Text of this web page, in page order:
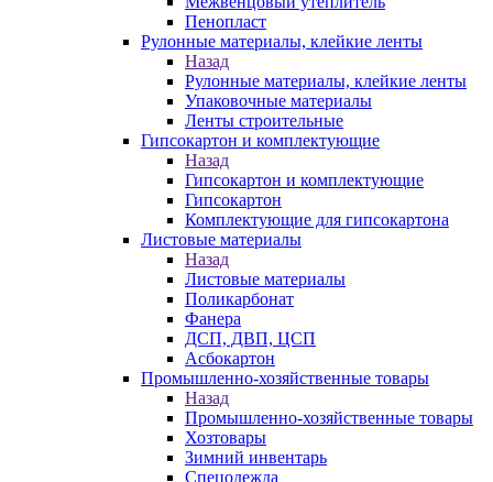
Пенопласт
Рулонные материалы, клейкие ленты
Назад
Рулонные материалы, клейкие ленты
Упаковочные материалы
Ленты строительные
Гипсокартон и комплектующие
Назад
Гипсокартон и комплектующие
Гипсокартон
Комплектующие для гипсокартона
Листовые материалы
Назад
Листовые материалы
Поликарбонат
Фанера
ДСП, ДВП, ЦСП
Асбокартон
Промышленно-хозяйственные товары
Назад
Промышленно-хозяйственные товары
Хозтовары
Зимний инвентарь
Спецодежда